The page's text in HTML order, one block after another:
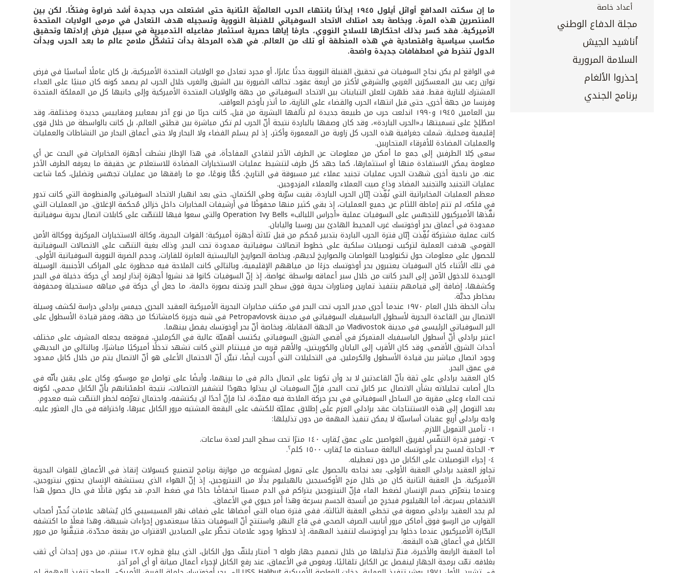
أعداد خاصة
مجلة الدفاع الوطني
أناشيد الجيش
السلامة المرورية
إحذروا الألغام
برنامج الجندي
ما إن سكتت المدافع أوائل أيلول ١٩٤٥ إيذانًا بانتهاء الحرب العالميَّة الثانية حتى اشتعلت حرب جديدة أشد ضراوة وفتكًا، لكن بين
المنتصرين هذه المرة، وبخاصة بعد امتلاك الاتحاد السوفياتي للقنبلة النووية وتسجيله هدف التعادل في مرمى الولايات المتحدة
الأميركية. فقد كسر بذلك احتكارها للسلاح النووي، حارمًا إياها حصرية استثمار مفاعيله التدميرية في سبيل فرض إرادتها وتحقيق
مكاسب سياسية واقتصادية في هذه المنطقة أو تلك من العالم. في هذه المرحلة بدأت تتشكَّل ملامح عالم ما بعد الحرب وبدأت
الدول تنخرط في اصطفافات جديدة واضحة.
في الواقع لم يكن نجاح السوفيات في تحقيق القنبلة النووية حدثًا عابرًا، أو مجرد تعادل مع الولايات المتحدة الأميركية، بل كان عاملًا أساسيًا في فرض
توازن رعب بين المعسكرَين الغربي والشرقي لأكثر من أربعة عقود. تحالف الضرورة بين الشرق والغرب خلال الحرب لم يصمد كونه كان مبنيًا على العداء
المشترك للنازية فقط. فقد ظهرت للعلن التباينات بين الاتحاد السوفياتي من جهة والولايات المتحدة الأميركية وإلى جانبها كل من المملكة المتحدة
وفرنسا من جهة أخرى، حتى قبل انتهاء الحرب والقضاء على النازية، ما أنذر بأوخم العواقب.
بين العامين ١٩٤٥ و١٩٩٠ اندلعت حرب من طبيعة جديدة لم تألفها البشرية من قبل، كانت حربًا من نوع آخر بمعايير ومقاييس جديدة ومختلفة، وقد
اصطُلِحَ على تسميتها بـ«الحرب الباردة»، وقد كان وصفها بالباردة نتيجة أنّ الحرب لم تكن مباشرة بين قطبَي العالم، بل كانت بالواسطة من خلال قوى
إقليمية ومحلية. شملت جغرافية هذه الحرب كل زاوية من المعمورة وأكثر، إذ لم يسلم الفضاء ولا البحار ولا حتى أعماق البحار من النشاطات والعمليات
والعمليات المضادة للأفرقاء المتحاربين.
سعى كِلا الطرفين إلى جمع ما أمكن من معلومات عن الطرف الآخر لتفادي المفاجأة، في هذا الإطار نشطت أجهزة المخابرات في البحث عن أي
معلومة يمكن الاستفادة منها أو استثمارها، كما جهد كل طرف لتنشيط عمليات الاستخبارات المضادة للاستعلام عن حقيقة ما يعرفه الطرف الآخر
عنه. من ناحية أخرى شهدت الحرب عمليات تجنيد عملاء غير مسبوقة في التاريخ، كمًّا ونوعًا، مع ما رافقها من عمليات تجسّس وتضليل، كما شاعت
عمليات التجنيد والتجنيد المضاد وذاع صيت العملاء والعملاء المزدوجين.
معظم العمليات المخابراتية التي نُفِّذت إبّان الحرب الباردة، بقيت سرّية وطي الكتمان، حتى بعد انهيار الاتحاد السوفياتي والمنظومة التي كانت تدور
في فلكه، لم تتم إماطة اللثام عن جميع العمليات، إذ بقي كثير منها محفوظًا في أرشيفات المخابرات داخل خزائن مُحكمة الإغلاق. من العمليات التي
نفَّذها الأميركيون للتجسّس على السوفيات عملية «أجراس اللبالب» Operation Ivy Bells والتي سعوا فيها للتنصّت على كابلات اتصال بحرية سوفياتية
ممدودة في أعماق بحر أوخوتسك غرب المحيط الهادئ بين روسيا واليابان.
كانت عملية مشتركة نُفِّذت إبّان فترة الحرب الباردة بتدبير مُحكم من قبل ثلاثة أجهزة أميركية؛ القوات البحرية، وكالة الاستخبارات المركزية ووكالة الأمن
القومي. هدفت العملية لتركيب توصيلات سلكية على خطوط اتصالات سوفياتية ممدودة تحت البحر. وذلك بغية التنصّت على الاتصالات السوفياتية
للحصول على معلومات حول تكنولوجيا الغواصات والصواريخ لديهم، وبخاصة الصواريخ الباليستية العابرة للقارات، وحجم الضربة النووية السوفياتية الأولى.
في تلك الأثناء كان السوفيات يعتبرون بحر أوخوتسك جزءًا من مياههم الإقليمية، وبالتالي كانت الملاحة فيه محظورة على المراكب الأجنبية. الوسيلة
الوحيدة للدخول الآمن إلى البحر كانت من خلال سبر أعماقه بواسطة غواصة، إذ إنّ السوفيات كانوا قد نشروا أجهزة إنذار لرصد أي حركة دخيلة في البحر
وكشفها، إضافة إلى قيامهم بتنفيذ تمارين ومناورات بحرية فوق سطح البحر وتحته بصورة دائمة، ما جعل أي حركة في مياهه مستحيلة ومحفوفة
بمخاطر جديَّة.
بدأت الخطة خلال العام ١٩٧٠ عندما أجرى مدير الحرب تحت البحر في مكتب مخابرات البحرية الأميركية العقيد البحري جيمس برادلي دراسة لكشف وسيلة
الاتصال بين القاعدة البحرية لأسطول الباسيفيك السوفياتي في مدينة Petropavlovsk في شبه جزيرة كامشاتكا من جهة، ومقر قيادة الأسطول على
البر السوفياتي الرئيسي في مدينة Vladivostok من الجهة المقابلة، وبخاصة أنّ بحر أوخوتسك يفصل بينهما.
اعتبر برادلي أنّ أسطول الباسيفيك المتمركز في أقصى الشرق السوفياتي يكتسب أهميّة عالية في الكرملين، فموقعه يجعله المشرف على مختلف
أحداث الشرق الأقصى. وقد كان الأقرب إلى اليابان والكوريتين، والأهم قربه من فييتنام التي كانت تشهد تدخلًا أميركيًا مباشرًا، وبالتالي من البديهي
وجود اتصال مباشر بين قيادة الأسطول والكرملين. في التحليلات التي أُجريت أيضًا، تبيَّن أنّ الاحتمال الأعلى هو أنّ الاتصال يتم من خلال كابل ممدود
في عمق البحر.
كان العقيد برادلي على ثقة بأنّ القاعدتين لا بد وأن تكونا على اتصال دائم في ما بينهما، وأيضًا على تواصل مع موسكو. وكان على يقين بأنّه في
حال أصابت تحليلاته بشأن الاتصال عبر كابل تحت البحر، فإنّ السوفيات لن يبذلوا جهودًا لتشفير الاتصالات، نتيجة اطمئنانهم بأنّ الكابل محمي، لكونه
تحت الماء وعلى مقربة من الساحل السوفياتي في بحرٍ حركة الملاحة فيه مقيَّدة، لذا فإنّ أحدًا لن يكتشفه، واحتمال تعرّضه لخطر التنصّت شبه معدوم.
بعد التوصل إلى هذه الاستنتاجات عقد برادلي العزم على إطلاق عمليّة للكشف على البقعة المشتبه مرور الكابل عبرها، واختراقه في حال العثور عليه.
واجه برادلي أربع عقبات أساسيّة لا يمكن تنفيذ المهمة من دون تذليلها:
١- تأمين التمويل اللازم.
٢- توفير قدرة التنفّس لفريق الغواصين على عمق يُقارب ١٤٠ مترًا تحت سطح البحر لعدة ساعات.
٣- الحاجة لمسح بحر أوخوتسك البالغة مساحته ما يُقارب ١٥٠٠ كلم ٢.
٤- إجراء التوصيلات على الكابل من دون تعطيله.
تجاوز العقيد برادلي العقبة الأولى، بعد نجاحه بالحصول على تمويل لمشروعه من موازنة برنامج لتصنيع كبسولات إنقاذ في الأعماق للقوات البحرية
الأميركية. حل العقبة الثانية كان من خلال مزج الأوكسيجين بالهيليوم بدلًا من النيتروجين، إذ إنّ الهواء الذي يستنشقه الإنسان يحتوي نيتروجين،
وعندما يتعرّض جسم الإنسان لضغط الماء فإنّ النيتروجين يتراكم في الدم مسببًا انخفاضًا حادًا في ضغط الدم، قد يكون قاتلًا في حال حصول هذا
الانخفاض بسرعة، أما الهيليوم فيخرج من أنسجة الجسم بسرعة وهذا أمر حيوي في الأعماق.
لم يجد العقيد برادلي صعوبة في تخطي العقبة الثالثة، ففي فترة صباه التي أمضاها على ضفاف نهر المسيسيبي كان يُشاهد علامات تُحذّر أصحاب
القوارب من الرسو فوق أماكن مرور أنابيب الصرف الصحي في قاع النهر. واستنتج أنّ السوفيات حتمًا سيعتمدون إجراءات شبيهة، وهذا فعلًا ما اكتشفه
البحّارة الأميركيون عندما دخلوا بحر أوخوتسك لتنفيذ المهمة، إذ لاحظوا وجود علامات تحظّر على الصيادين الاقتراب من بقعة محدّدة، فتيقَّنوا من مرور
الكابل في أعماق هذه البقعة.
أما العقبة الرابعة والأخيرة، فتمّ تذليلها من خلال تصميم جهاز طوله ٦ أمتار يلتفّ حول الكابل، الذي يبلغ قطره ١٢،٧ سنتم، من دون إحداث أي ثقب
بغلافه. تمّت برمجة الجهاز لينفصل عن الكابل تلقائيًا، ويغوص في الأعماق، عند رفع الكابل لإجراء أعمال صيانة أو أي أمر آخر.